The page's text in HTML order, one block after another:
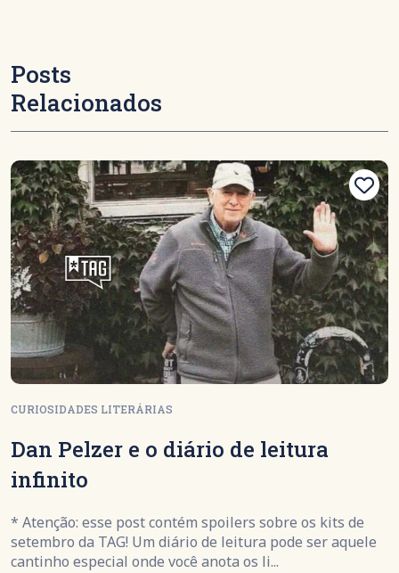
Posts
Relacionados
CURIOSIDADES LITERÁRIAS
Dan Pelzer e o diário de leitura
infinito
* Atenção: esse post contém spoilers sobre os kits de
setembro da TAG! Um diário de leitura pode ser aquele
cantinho especial onde você anota os li...